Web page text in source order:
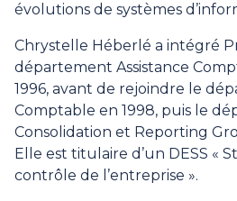
évolutions de systèmes
Chrystelle Héberlé a intégré
département Assistance
1996, avant de rejoindre le
Comptable en 1998, puis le
Consolidation et Reporting
Elle est titulaire d’un DESS «
contrôle de l’entreprise ».